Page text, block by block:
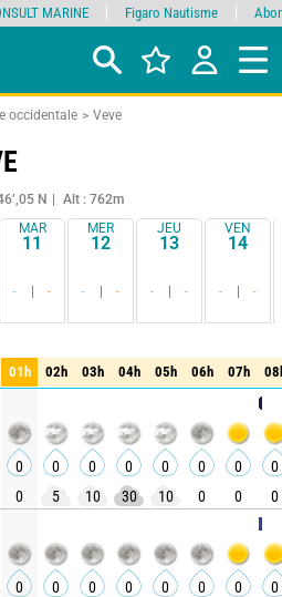
occidentale Veve
N
Alt : 762m
MAR
11
- -
MER
12
- -
JEU
13
- -
VEN
14
- -
détaillé synthétique
01h 02h 03h 04h 05h 06h 07h
01h 02h 03h 04h 05h 06h 07h
0 0 0 0 0 0 0
0
0
5 10 30 10 0 0 0
0 0 0 0 0 0 0
0
MARINE Figaro Nautisme